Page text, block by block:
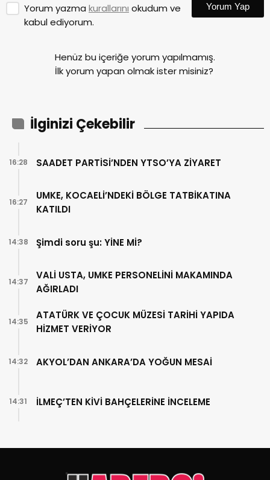
Yorum yazma kurallarını okudum ve
kabul ediyorum.
Yorum Yap
Henüz bu içeriğe yorum yapılmamış.
İlk yorum yapan olmak ister misiniz?
İlginizi Çekebilir
SAADET PARTİSİ’NDEN YTSO’YA ZİYARET
16:28
UMKE, KOCAELİ’NDEKİ BÖLGE TATBİKATINA
KATILDI
16:27
Şimdi soru şu: YİNE Mİ?
14:38
VALİ USTA, UMKE PERSONELİNİ MAKAMINDA
AĞIRLADI
14:37
ATATÜRK VE ÇOCUK MÜZESİ TARİHİ YAPIDA
HİZMET VERİYOR
14:35
AKYOL’DAN ANKARA’DA YOĞUN MESAİ
14:32
İLMEÇ’TEN KİVİ BAHÇELERİNE İNCELEME
14:31